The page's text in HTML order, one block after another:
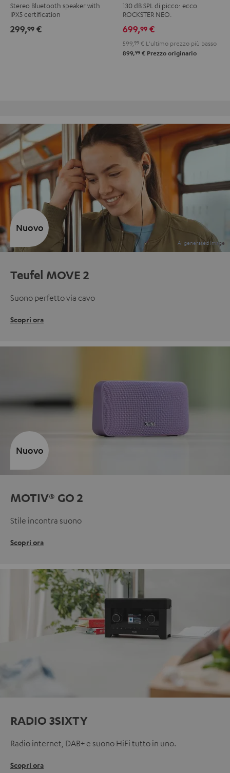
Black
&
Green
Nero
&
Rosso
Light
Gray
Stereo Bluetooth speaker with
IPX5 certification
299,99 €
130 dB SPL di picco: ecco
ROCKSTER NEO.
699,99 €
599, 99 € L'ultimo prezzo più basso
899,99 € Prezzo originario
Teufel MOVE 2
Suono perfetto via cavo
Scopri ora
Nuovo
MOTIV® GO 2
Stile incontra suono
Scopri ora
Nuovo
RADIO 3SIXTY
Radio internet, DAB+ e suono HiFi tutto in uno.
Scopri ora